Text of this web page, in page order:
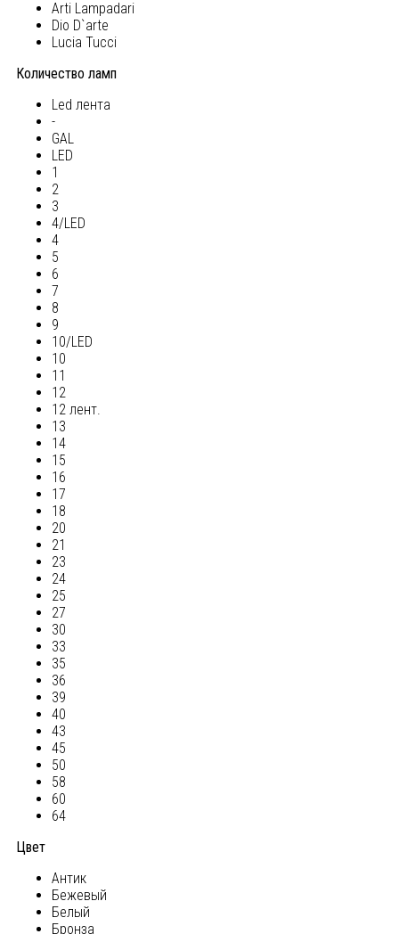
Arti Lampadari
Dio D`arte
Lucia Tucci
Количество ламп
Led лента
-
GAL
LED
1
2
3
4/LED
4
5
6
7
8
9
10/LED
10
11
12
12 лент.
13
14
15
16
17
18
20
21
23
24
25
27
30
33
35
36
39
40
43
45
50
58
60
64
Цвет
Антик
Бежевый
Белый
Бронза